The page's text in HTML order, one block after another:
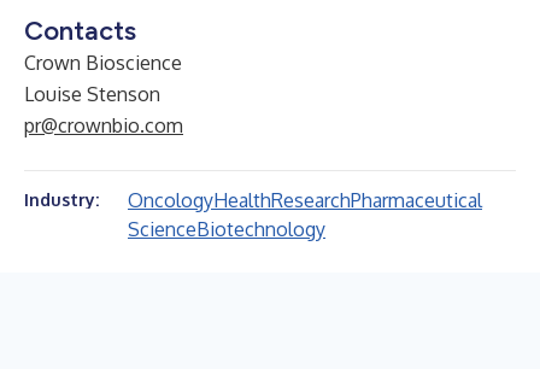
Contacts
Crown Bioscience
Louise Stenson
pr@crownbio.com
Industry: OncologyHealthResearchPharmaceutical
ScienceBiotechnology